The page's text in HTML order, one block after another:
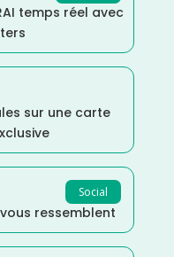
temps réel avec
sur une carte
Social
ressemblent